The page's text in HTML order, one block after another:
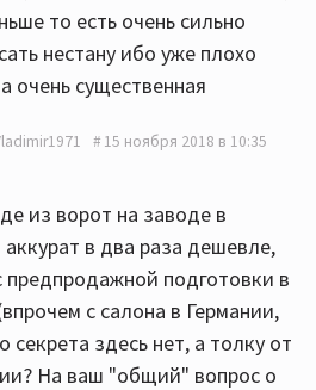
то есть очень сильно
нестану ибо уже плохо
очень существенная
15 ноября 2018 в 10:35
из ворот на заводе в
аккурат в два раза дешевле,
предпродажной подготовки в
с салона в Германии,
секрета здесь нет, а толку от
На ваш "общий" вопрос о